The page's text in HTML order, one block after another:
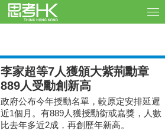
李家超等7人獲頒大紫荊勳章
889人受勳創新高
政府公布今年授勳名單，較原定安排延遲
近1個月。有889人獲授勳銜或嘉獎，人數
比去年多近2成，再創歷年新高。